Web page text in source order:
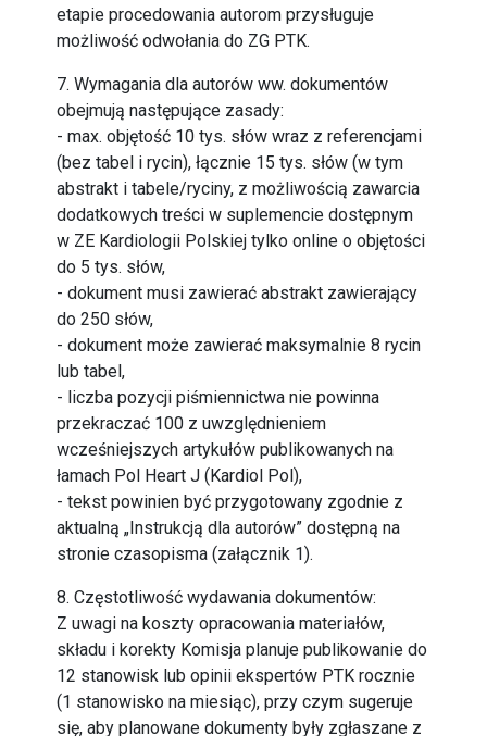
etapie procedowania autorom przysługuje
możliwość odwołania do ZG PTK.
7. Wymagania dla autorów ww. dokumentów
obejmują następujące zasady:
- max. objętość 10 tys. słów wraz z referencjami
(bez tabel i rycin), łącznie 15 tys. słów (w tym
abstrakt i tabele/ryciny, z możliwością zawarcia
dodatkowych treści w suplemencie dostępnym
w ZE Kardiologii Polskiej tylko online o objętości
do 5 tys. słów,
- dokument musi zawierać abstrakt zawierający
do 250 słów,
- dokument może zawierać maksymalnie 8 rycin
lub tabel,
- liczba pozycji piśmiennictwa nie powinna
przekraczać 100 z uwzględnieniem
wcześniejszych artykułów publikowanych na
łamach Pol Heart J (Kardiol Pol),
- tekst powinien być przygotowany zgodnie z
aktualną „Instrukcją dla autorów” dostępną na
stronie czasopisma (załącznik 1).
8. Częstotliwość wydawania dokumentów:
Z uwagi na koszty opracowania materiałów,
składu i korekty Komisja planuje publikowanie do
12 stanowisk lub opinii ekspertów PTK rocznie
(1 stanowisko na miesiąc), przy czym sugeruje
się, aby planowane dokumenty były zgłaszane z